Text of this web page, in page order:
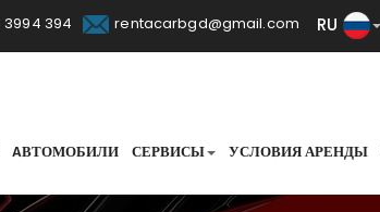
3994 394 rentacarbgd@gmail.com RU
AВТОМОБИЛИ СЕРВИСЫ УСЛОВИЯ АРЕНДЫ